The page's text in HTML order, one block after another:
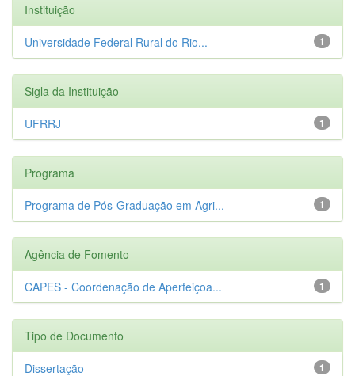
Instituição
1
Universidade Federal Rural do Rio...
Sigla da Instituição
1
UFRRJ
Programa
1
Programa de Pós-Graduação em Agri...
Agência de Fomento
1
CAPES - Coordenação de Aperfeiçoa...
Tipo de Documento
1
Dissertação